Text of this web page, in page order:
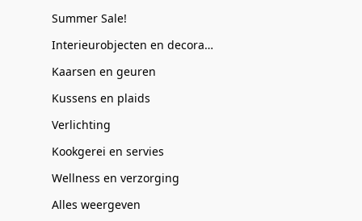
Summer Sale!
Interieurobjecten en decoratie
Kaarsen en geuren
Kussens en plaids
Verlichting
Kookgerei en servies
Wellness en verzorging
Alles weergeven